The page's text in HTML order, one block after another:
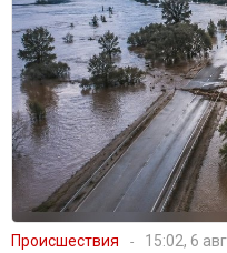
Происшествия 15:02, 6